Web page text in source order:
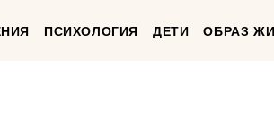
ПСИХОЛОГИЯ ДЕТИ ОБРАЗ